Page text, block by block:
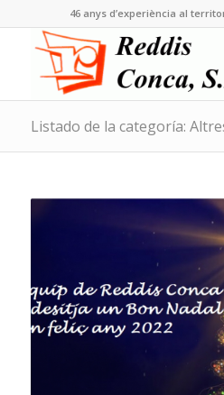
46 anys d’experiència al
Listado de la categoría: